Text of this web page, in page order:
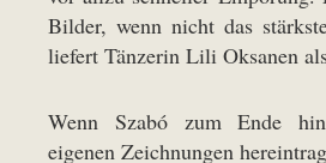
Bilder, wenn nicht das
liefert Tänzerin Lili Oksanen
Wenn Szabó zum Ende
eigenen Zeichnungen